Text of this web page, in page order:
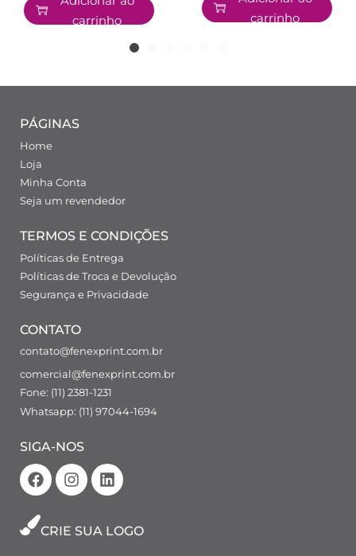
carrinho
carrinho
PÁGINAS
Home
Loja
Minha Conta
Seja um revendedor
TERMOS E CONDIÇÕES
Políticas de Entrega
Políticas de Troca e Devolução
Segurança e Privacidade
CONTATO
contato@fenexprint.com.br
comercial@fenexprint.com.br
Fone: (11) 2381-1231
Whatsapp: (11) 97044-1694
SIGA-NOS
CRIE SUA LOGO